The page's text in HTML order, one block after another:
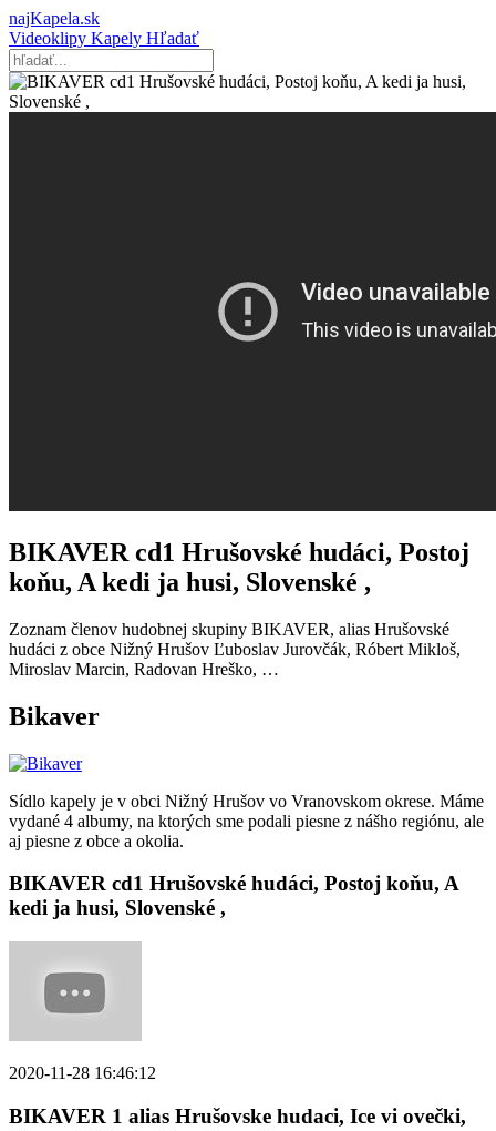
najKapela.sk
Videoklipy Kapely Hľadať
BIKAVER cd1 Hrušovské hudáci, Postoj
koňu, A kedi ja husi, Slovenské ,
Zoznam členov hudobnej skupiny BIKAVER, alias Hrušovské
hudáci z obce Nižný Hrušov Ľuboslav Jurovčák, Róbert Mikloš,
Miroslav Marcin, Radovan Hreško, …
Bikaver
Sídlo kapely je v obci Nižný Hrušov vo Vranovskom okrese. Máme
vydané 4 albumy, na ktorých sme podali piesne z nášho regiónu, ale
aj piesne z obce a okolia.
BIKAVER cd1 Hrušovské hudáci, Postoj koňu, A
kedi ja husi, Slovenské ,
2020-11-28 16:46:12
BIKAVER 1 alias Hrušovske hudaci, Ice vi ovečki,